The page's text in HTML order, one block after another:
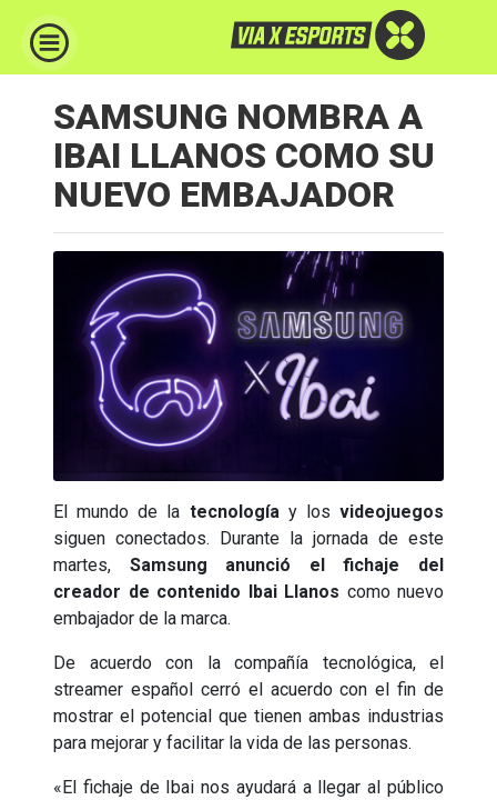
SAMSUNG NOMBRA A
IBAI LLANOS COMO SU
NUEVO EMBAJADOR
El mundo de la tecnologíay losvideojuegos
siguen conectados. Durante la jornada de este
martes, Samsung anunció el fichaje del
creador de contenido Ibai Llanos como nuevo
embajador de la marca.
De acuerdo con la compañía tecnológica, el
streamer español cerró el acuerdo con el fin de
mostrar el potencial que tienen ambas industrias
para mejorar y facilitar la vida de las personas.
«El fichaje de Ibai nos ayudará a llegar al público